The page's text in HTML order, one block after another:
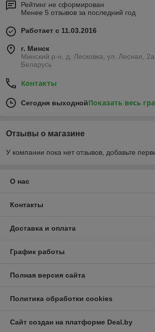
Рейтинг не сформирован
Менее 5 отзывов за последний год
Работает с 11.03.2016
г. Минск
Минский р-н, д. Лесковка, ул. Лесная,
Беларусь
Контакты
Сегодня выходнойПоказать весь
Отзывы о магазине
У компании пока нет отзывов, добавьте
О нас
Контакты
Доставка и оплата
График работы
Полная версия сайта
Политика обработки cookies
Сайт создан на платформе Deal.by